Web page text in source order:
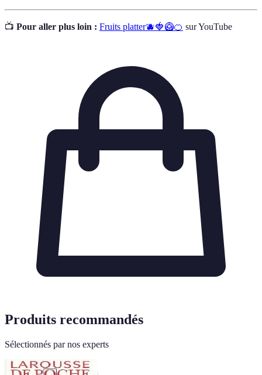
📺 Pour aller plus loin : Fruits platter🫐🍓🥝🍊 sur YouTube
Produits recommandés
Sélectionnés par nos experts